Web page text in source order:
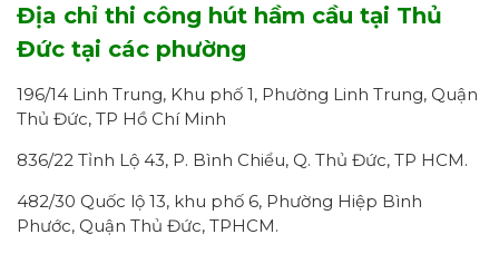
Địa chỉ thi công hút hầm cầu tại Thủ
Đức tại các phường
196/14 Linh Trung, Khu phố 1, Phường Linh Trung, Quận
Thủ Đức, TP Hồ Chí Minh
836/22 Tỉnh Lộ 43, P. Bình Chiểu, Q. Thủ Đức, TP HCM.
482/30 Quốc lộ 13, khu phố 6, Phường Hiệp Bình
Phước, Quận Thủ Đức, TPHCM.